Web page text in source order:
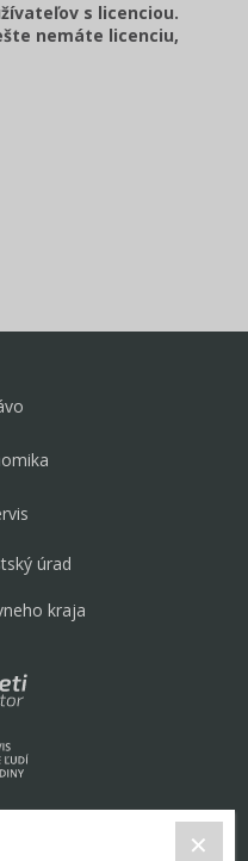
s licenciou.
nemáte licenciu,
úrad
kraja